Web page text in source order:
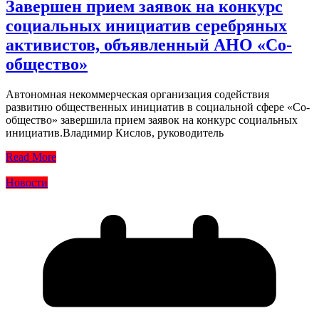
Завершен прием заявок на конкурс
социальных инициатив серебряных
активистов, объявленный АНО «Со-
общество»
Автономная некоммерческая организация содействия
развитию общественных инициатив в социальной сфере «Со-
общество» завершила прием заявок на конкурс социальных
инициатив.Владимир Кислов, руководитель
Read More
Новости